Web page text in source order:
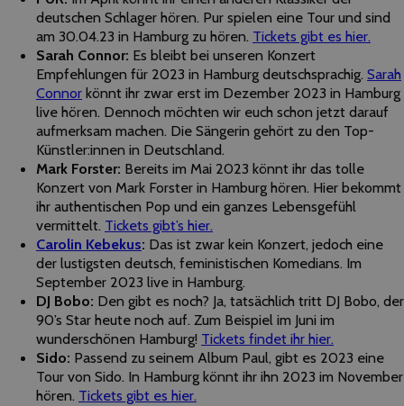
deutschen Schlager hören. Pur spielen eine Tour und sind
am 30.04.23 in Hamburg zu hören. Tickets gibt es hier.
Sarah Connor: Es bleibt bei unseren Konzert
Empfehlungen für 2023 in Hamburg deutschsprachig. Sarah
Connor könnt ihr zwar erst im Dezember 2023 in Hamburg
live hören. Dennoch möchten wir euch schon jetzt darauf
aufmerksam machen. Die Sängerin gehört zu den Top-
Künstler:innen in Deutschland.
Mark Forster: Bereits im Mai 2023 könnt ihr das tolle
Konzert von Mark Forster in Hamburg hören. Hier bekommt
ihr authentischen Pop und ein ganzes Lebensgefühl
vermittelt. Tickets gibt’s hier.
Carolin Kebekus: Das ist zwar kein Konzert, jedoch eine
der lustigsten deutsch, feministischen Komedians. Im
September 2023 live in Hamburg.
DJ Bobo: Den gibt es noch? Ja, tatsächlich tritt DJ Bobo, der
90’s Star heute noch auf. Zum Beispiel im Juni im
wunderschönen Hamburg! Tickets findet ihr hier.
Sido: Passend zu seinem Album Paul, gibt es 2023 eine
Tour von Sido. In Hamburg könnt ihr ihn 2023 im November
hören. Tickets gibt es hier.